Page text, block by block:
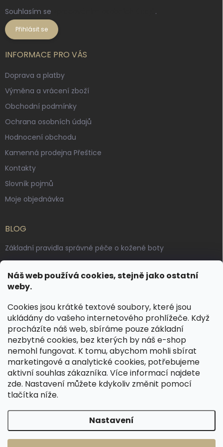
Náš web používá cookies, stejně jako ostatní
weby.
Cookies jsou krátké textové soubory, které jsou
ukládány do vašeho internetového prohlížeče. Když
procházíte náš web, sbíráme pouze základní
nezbytné cookies, bez kterých by náš e-shop
nemohl fungovat. K tomu, abychom mohli sbírat
marketingové a analytické cookies, potřebujeme
aktivní souhlas zákazníka. Více informací najdete
zde. Nastavení můžete kdykoliv změnit pomocí
tlačítka níže.
Nastavení
Souhlasím se .
Přihlásit se
INFORMACE PRO VÁS
Doprava a platby
Výměna a vrácení zboží
Obchodní podmínky
Ochrana osobních údajů
Hodnocení obchodu
Kamenná prodejna Přeštice
Kontakty
Slovník pojmů
Moje objednávka
BLOG
Základní pravidla správné péče o kožené boty
Výroba českých kožených opasků: vůně pravé kůže, dotek
řemesla
KONTAKT
dotazy@spongr.cz
+420 776 663 962
https://www.facebook.com/spongr.cz
spongr.cz